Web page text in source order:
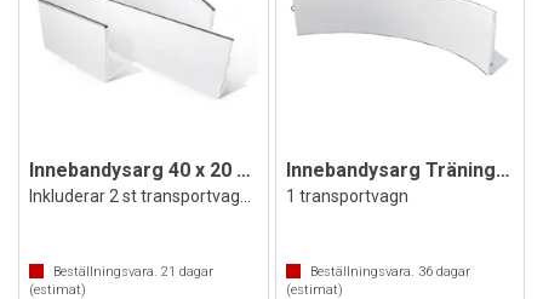
Innebandysarg 40 x 20 meter IFF godkänd
Beställningsvara. 21 dagar
(estimat)
Innebandysarg Träning 20x10 m
1 transportvagn
Beställningsvara. 36dagar
(estimat)